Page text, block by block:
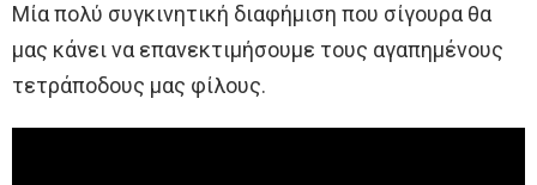
Μία πολύ συγκινητική διαφήμιση που σίγουρα θα
μας κάνει να επανεκτιμήσουμε τους αγαπημένους
τετράποδους μας φίλους.